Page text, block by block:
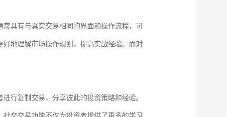
具有与真实交易相同的界面和操作流程，可
地理解市场操作规则，提高实战经验。而对
行复制交易，分享彼此的投资策略和经验。